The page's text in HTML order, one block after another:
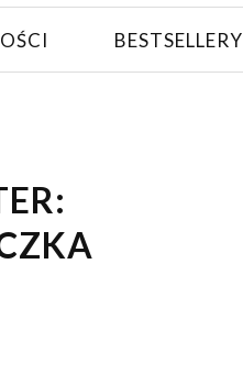
BESTSELLERY